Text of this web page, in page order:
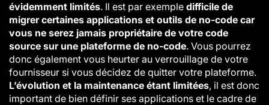
évidemment limités. Il est par exemple difficile de
migrer certaines applications et outils de no-code car
vous ne serez jamais propriétaire de votre code
source sur une plateforme de no-code. Vous pourrez
donc également vous heurter au verrouillage de votre
fournisseur si vous décidez de quitter votre plateforme.
L’évolution et la maintenance étant limitées, il est donc
important de bien définir ses applications et le cadre de